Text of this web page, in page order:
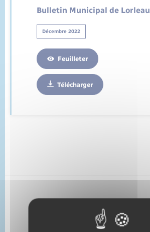
État civil
Cimetière communal
Bulletin Municipal de Lorleau
Décembre 2022
Feuilleter
Télécharger